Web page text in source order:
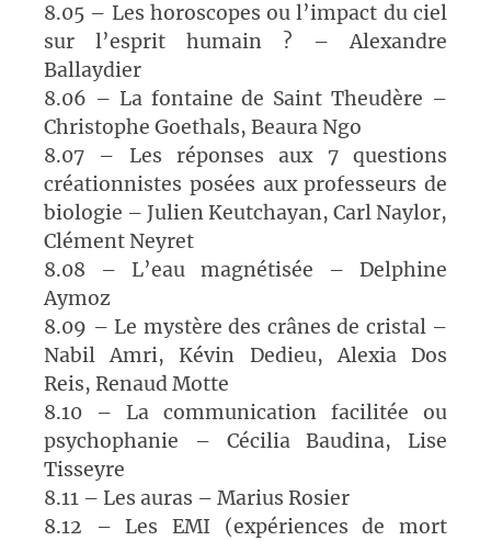
8.05 – Les horoscopes ou l’impact du ciel
sur l’esprit humain ? – Alexandre
Ballaydier
8.06 – La fontaine de Saint Theudère –
Christophe Goethals, Beaura Ngo
8.07 – Les réponses aux 7 questions
créationnistes posées aux professeurs de
biologie – Julien Keutchayan, Carl Naylor,
Clément Neyret
8.08 – L’eau magnétisée – Delphine
Aymoz
8.09 – Le mystère des crânes de cristal –
Nabil Amri, Kévin Dedieu, Alexia Dos
Reis, Renaud Motte
8.10 – La communication facilitée ou
psychophanie – Cécilia Baudina, Lise
Tisseyre
8.11 – Les auras – Marius Rosier
8.12 – Les EMI (expériences de mort